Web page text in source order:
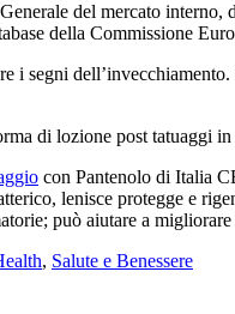
del mercato
della Commissione
i segni
di lozione post tatuaggi
con Pantenolo di Italia
lenisce protegge e
può aiutare a
, Salute e Benessere